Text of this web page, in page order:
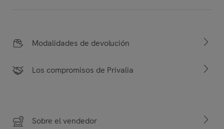
Modalidades de devolución
Los compromisos de Privalia
Sobre el vendedor